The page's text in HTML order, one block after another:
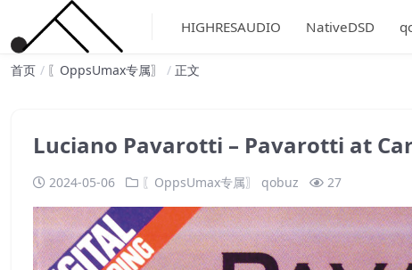
HIGHRESAUDIO NativeDSD
首页 〖OppsUmax专属〗 正文
Luciano Pavarotti – Pavarotti at
2024-05-06 〖OppsUmax专属〗 qobuz 27